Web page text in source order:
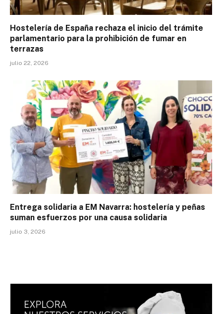
Hostelería de España rechaza el inicio del trámite
parlamentario para la prohibición de fumar en
terrazas
julio 22, 2026
Entrega solidaria a EM Navarra: hostelería y peñas
suman esfuerzos por una causa solidaria
julio 3, 2026